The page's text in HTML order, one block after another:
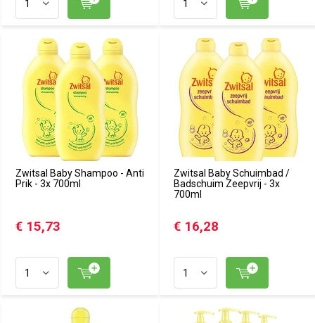
Zwitsal Baby Shampoo - Anti
Prik - 3x 700ml
€ 15,73
Zwitsal Baby Schuimbad /
Badschuim Zeepvrij - 3x
700ml
€ 16,28